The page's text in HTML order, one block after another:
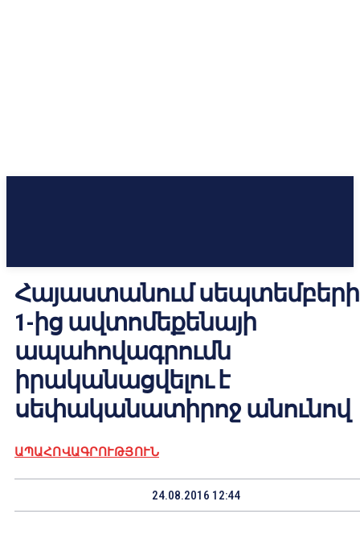
Հայաստանում սեպտեմբերի
1-ից ավտոմեքենայի
ապահովագրումն
իրականացվելու է
սեփականատիրոջ անունով
ԱՊԱՀՈՎԱԳՐՈՒԹՅՈՒՆ
24.08.2016 12:44